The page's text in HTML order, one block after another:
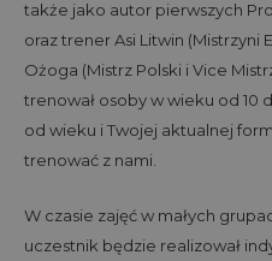
także jako autor pierwszych
oraz trener Asi Litwin (Mistrzyni
Ożoga (Mistrz Polski i Vice
trenował osoby w wieku od 10
od wieku i Twojej aktualnej
trenować z nami.
W czasie zajęć w małych
uczestnik będzie realizował